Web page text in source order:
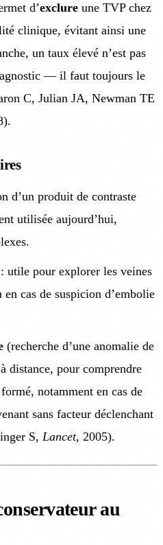
d’exclure une TVP chez
clinique, évitant ainsi une
un taux élevé n’est pas
— il faut toujours le
C, Julian JA, Newman TE
d’un produit de contraste
utilisée aujourd’hui,
: utile pour explorer les veines
cas de suspicion d’embolie
(recherche d’une anomalie de
distance, pour comprendre
notamment en cas de
sans facteur déclenchant
S, Lancet, 2005).
au